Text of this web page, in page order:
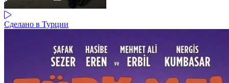
Сделано в Турции